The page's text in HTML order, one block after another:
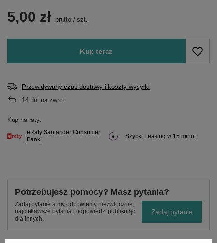
5,00 zł brutto / szt.
Kup teraz
Przewidywany czas dostawy i koszty wysyłki
14 dni na zwrot
Kup na raty:
eRaty Santander Consumer
Bank
Szybki Leasing w 15 minut
Potrzebujesz pomocy? Masz pytania?
Zadaj pytanie a my odpowiemy niezwłocznie,
najciekawsze pytania i odpowiedzi publikując
dla innych.
Zadaj pytanie